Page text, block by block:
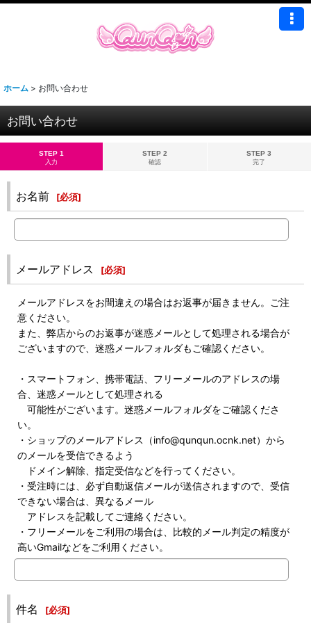
ホーム > お問い合わせ
お問い合わせ
STEP 1
入力
STEP 2
確認
STEP 3
完了
お名前 [必須]
メールアドレス [必須]
メールアドレスをお間違えの場合はお返事が届きません。ご注
意ください。
また、弊店からのお返事が迷惑メールとして処理される場合が
ございますので、迷惑メールフォルダもご確認ください。
・スマートフォン、携帯電話、フリーメールのアドレスの場
合、迷惑メールとして処理される
可能性がございます。迷惑メールフォルダをご確認くださ
い。
・ショップのメールアドレス（info@qunqun.ocnk.net）から
のメールを受信できるよう
ドメイン解除、指定受信などを行ってください。
・受注時には、必ず自動返信メールが送信されますので、受信
できない場合は、異なるメール
アドレスを記載してご連絡ください。
・フリーメールをご利用の場合は、比較的メール判定の精度が
高いGmailなどをご利用ください。
件名 [必須]